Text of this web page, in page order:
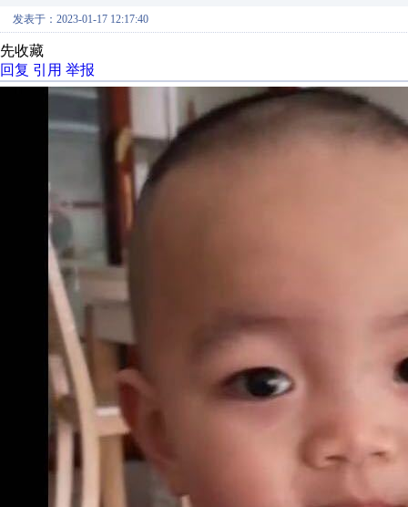
发表于：2023-01-17 12:17:40
先收藏
回复 引用 举报